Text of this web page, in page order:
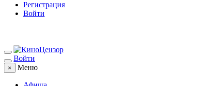
Регистрация
Войти
Войти
× Меню